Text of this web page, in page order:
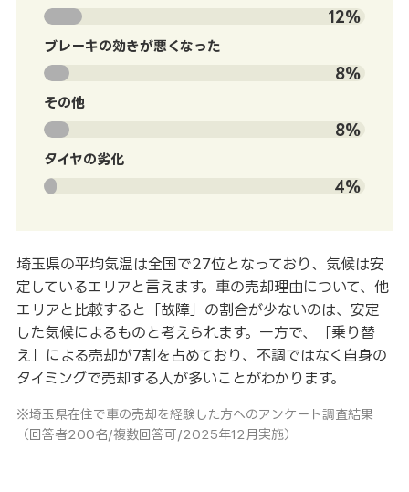
12%
ブレーキの効きが悪くなった
8%
その他
8%
タイヤの劣化
4%
埼玉県の平均気温は全国で27位となっており、気候は安
定しているエリアと言えます。車の売却理由について、他
エリアと比較すると「故障」の割合が少ないのは、安定
した気候によるものと考えられます。一方で、「乗り替
え」による売却が7割を占めており、不調ではなく自身の
タイミングで売却する人が多いことがわかります。
※埼玉県在住で車の売却を経験した方へのアンケート調査結果
（回答者200名/複数回答可/2025年12月実施）